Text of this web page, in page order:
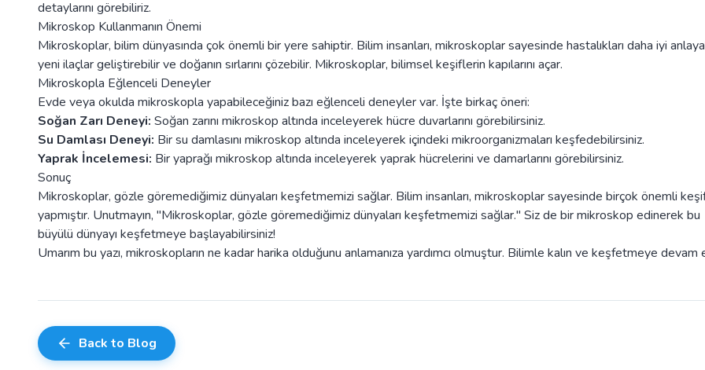
detaylarını görebiliriz.
Mikroskop Kullanmanın Önemi
Mikroskoplar, bilim dünyasında çok önemli bir yere sahiptir. Bilim insanları, mikroskoplar sayesinde hastalıkları daha iyi
yeni ilaçlar geliştirebilir ve doğanın sırlarını çözebilir. Mikroskoplar, bilimsel keşiflerin kapılarını açar.
Mikroskopla Eğlenceli Deneyler
Evde veya okulda mikroskopla yapabileceğiniz bazı eğlenceli deneyler var. İşte birkaç öneri:
Soğan Zarı Deneyi: Soğan zarını mikroskop altında inceleyerek hücre duvarlarını görebilirsiniz.
Su Damlası Deneyi: Bir su damlasını mikroskop altında inceleyerek içindeki mikroorganizmaları keşfedebilirsiniz.
Yaprak İncelemesi: Bir yaprağı mikroskop altında inceleyerek yaprak hücrelerini ve damarlarını görebilirsiniz.
Sonuç
Mikroskoplar, gözle göremediğimiz dünyaları keşfetmemizi sağlar. Bilim insanları, mikroskoplar sayesinde birçok önemli
yapmıştır. Unutmayın, "Mikroskoplar, gözle göremediğimiz dünyaları keşfetmemizi sağlar." Siz de bir mikroskop edinerek bu
büyülü dünyayı keşfetmeye başlayabilirsiniz!
Umarım bu yazı, mikroskopların ne kadar harika olduğunu anlamanıza yardımcı olmuştur. Bilimle kalın ve keşfetmeye devam
Back to Blog